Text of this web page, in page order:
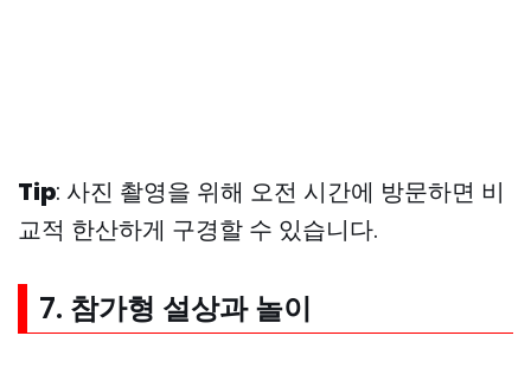
Tip: 사진 촬영을 위해 오전 시간에 방문하면 비
교적 한산하게 구경할 수 있습니다.
7. 참가형 설상과 놀이